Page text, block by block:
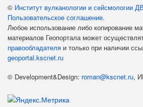
© Институт вулканологии и сейсмологии
Пользовательское соглашение.
Любое использование либо копирование
материалов Геопортала может
правообладателя и только при наличии
geoportal.kscnet.ru
© Development&Design: roman@kscnet.ru,